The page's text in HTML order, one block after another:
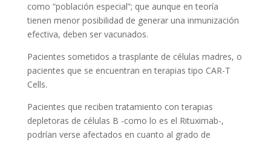
como “población especial”; que aunque en teoría
tienen menor posibilidad de generar una inmunización
efectiva, deben ser vacunados.
Pacientes sometidos a trasplante de células madres, o
pacientes que se encuentran en terapias tipo CAR-T
Cells.
Pacientes que reciben tratamiento con terapias
depletoras de células B -como lo es el Rituximab-,
podrían verse afectados en cuanto al grado de